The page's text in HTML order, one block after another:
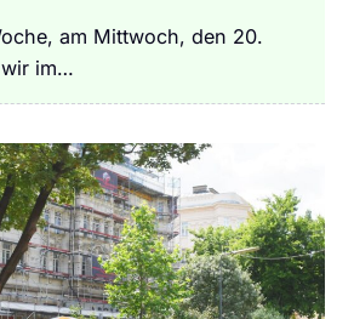
am Mittwoch, den 20.
im…